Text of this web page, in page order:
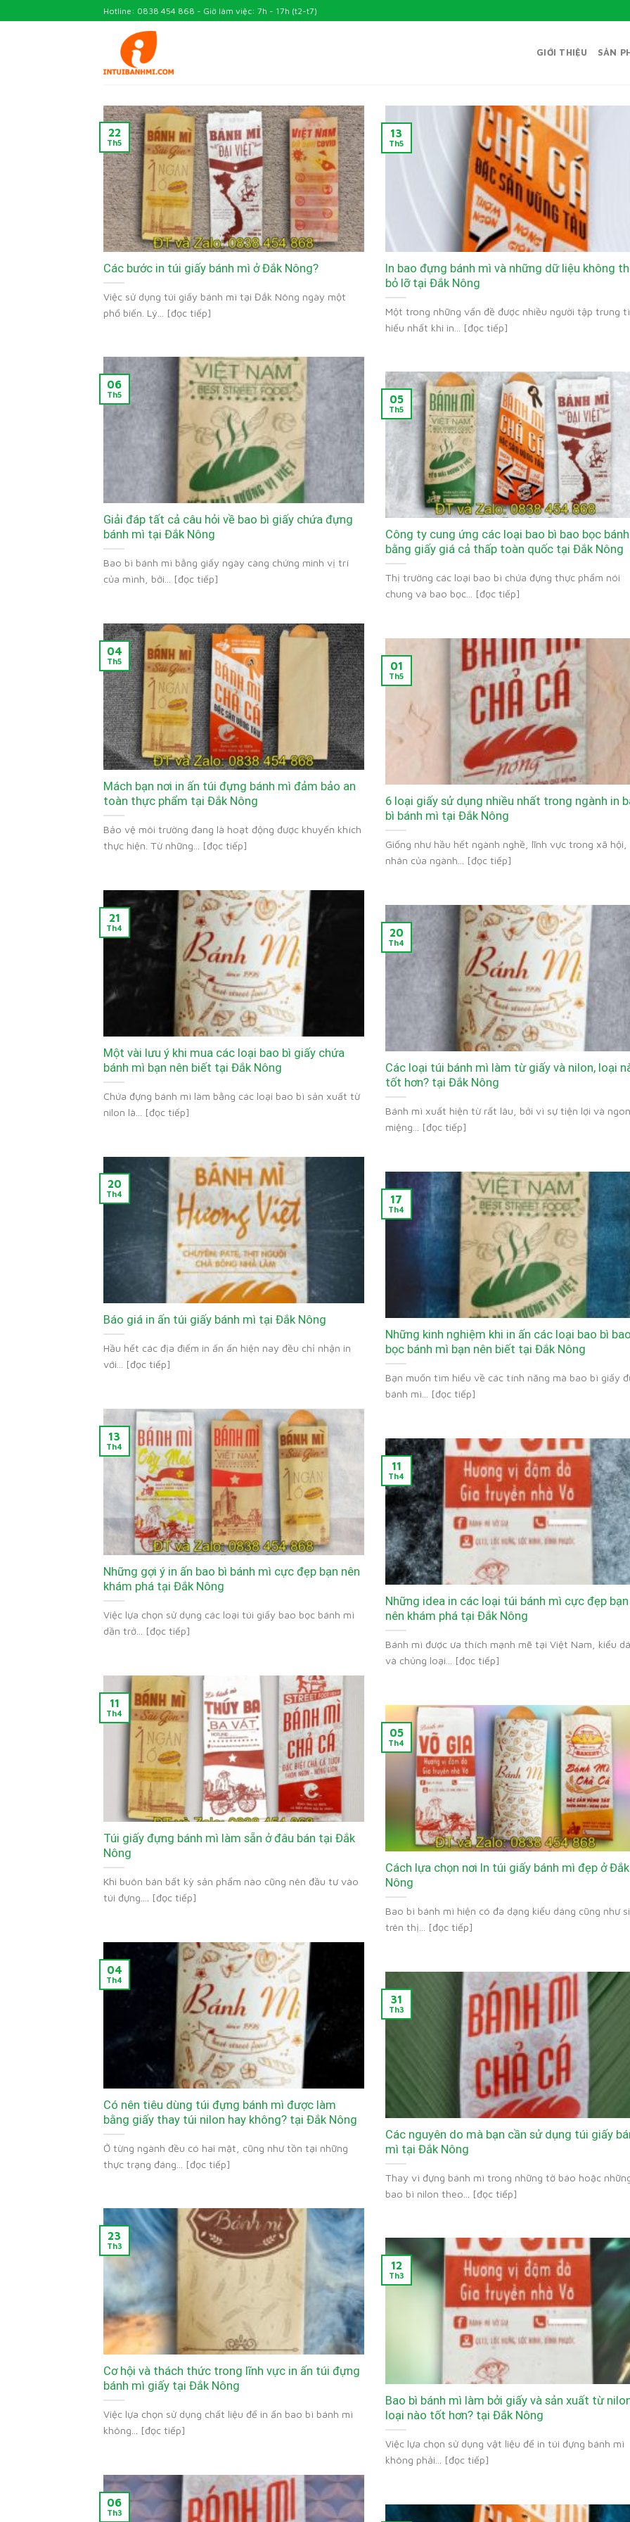
to
Hotline: 0838 454 868 - Giờ làm việc: 7h - 17h (t2-t7)
GIỚI THIỆU SẢN
Các bước in túi giấy bánh mì ở Đắk Nông?
Việc sử dụng túi giấy bánh mì tại Đắk Nông ngày một
phổ biến. Lý... [đọc tiếp]
22
Th5
In bao đựng bánh mì và những dữ liệu không
bỏ lỡ tại Đắk Nông
Một trong những vấn đề được nhiều người tập trung
hiểu nhất khi in... [đọc tiếp]
13
Th5
Giải đáp tất cả câu hỏi về bao bì giấy chứa đựng
bánh mì tại Đắk Nông
Bao bì bánh mì bằng giấy ngày càng chứng minh vị trí
của mình, bởi... [đọc tiếp]
06
Th5
Công ty cung ứng các loại bao bì bao bọc
bằng giấy giá cả thấp toàn quốc tại Đắk Nông
Thị trường các loại bao bì chứa đựng thực phẩm nói
chung và bao bọc... [đọc tiếp]
05
Th5
Mách bạn nơi in ấn túi đựng bánh mì đảm bảo an
toàn thực phẩm tại Đắk Nông
Bảo vệ môi trường đang là hoạt động được khuyến khích
thực hiện. Từ những... [đọc tiếp]
04
Th5
6 loại giấy sử dụng nhiều nhất trong ngành in
bì bánh mì tại Đắk Nông
Giống như hầu hết ngành nghề, lĩnh vực trong xã hội,
nhân của ngành... [đọc tiếp]
01
Th5
Một vài lưu ý khi mua các loại bao bì giấy chứa
bánh mì bạn nên biết tại Đắk Nông
Chứa đựng bánh mì làm bằng các loại bao bì sản xuất từ
nilon là... [đọc tiếp]
21
Th4
Các loại túi bánh mì làm từ giấy và nilon, loại
tốt hơn? tại Đắk Nông
Bánh mì xuất hiện từ rất lâu, bởi vì sự tiện lợi và ngon
miệng... [đọc tiếp]
20
Th4
Báo giá in ấn túi giấy bánh mì tại Đắk Nông
Hầu hết các địa điểm in ấn ấn hiện nay đều chỉ nhận in
với... [đọc tiếp]
20
Th4
Những kinh nghiệm khi in ấn các loại bao bì
bọc bánh mì bạn nên biết tại Đắk Nông
Bạn muốn tìm hiểu về các tính năng mà bao bì giấy
bánh mì... [đọc tiếp]
17
Th4
Những gợi ý in ấn bao bì bánh mì cực đẹp bạn nên
khám phá tại Đắk Nông
Việc lựa chọn sử dụng các loại túi giấy bao bọc bánh mì
dần trở... [đọc tiếp]
13
Th4
Những idea in các loại túi bánh mì cực đẹp bạn
nên khám phá tại Đắk Nông
Bánh mì được ưa thích mạnh mẽ tại Việt Nam, kiểu
và chủng loại... [đọc tiếp]
11
Th4
Túi giấy đựng bánh mì làm sẵn ở đâu bán tại Đắk
Nông
Khi buôn bán bất kỳ sản phẩm nào cũng nên đầu tư vào
túi đựng.... [đọc tiếp]
11
Th4
Cách lựa chọn nơi In túi giấy bánh mì đẹp ở Đắk
Nông
Bao bì bánh mì hiện có đa dạng kiểu dáng cũng như
trên thị... [đọc tiếp]
05
Th4
Có nên tiêu dùng túi đựng bánh mì được làm
bằng giấy thay túi nilon hay không? tại Đắk Nông
Ở từng ngành đều có hai mặt, cũng như tồn tại những
thực trạng đáng... [đọc tiếp]
04
Th4
Các nguyên do mà bạn cần sử dụng túi giấy
mì tại Đắk Nông
Thay vì đựng bánh mì trong những tờ báo hoặc
bao bì nilon theo... [đọc tiếp]
31
Th3
Cơ hội và thách thức trong lĩnh vực in ấn túi đựng
bánh mì giấy tại Đắk Nông
Việc lựa chọn sử dụng chất liệu để in ấn bao bì bánh mì
không... [đọc tiếp]
23
Th3
Bao bì bánh mì làm bởi giấy và sản xuất từ
loại nào tốt hơn? tại Đắk Nông
Việc lựa chọn sử dụng vật liệu để in túi đựng bánh mì
không phải... [đọc tiếp]
12
Th3
06
Th3